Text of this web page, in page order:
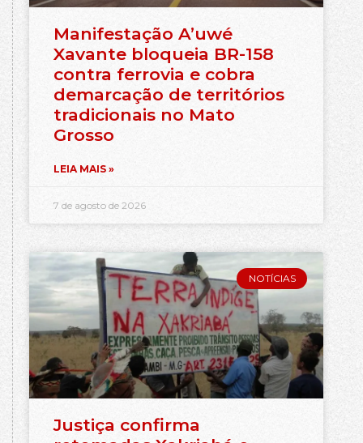
Manifestação A’uwé
Xavante bloqueia BR-158
contra ferrovia e cobra
demarcação de territórios
tradicionais no Mato
Grosso
LEIA MAIS »
7 de agosto de 2026
NOTÍCIAS
Justiça confirma